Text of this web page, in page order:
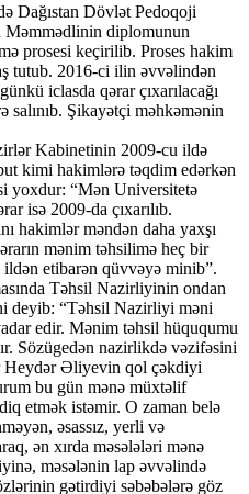
Dağıstan Dövlət Pedoqoji
Məmmədlinin diplomunun
prosesi keçirilib. Proses hakim
tutub. 2016-ci ilin əvvəlindən
iclasda qərar çıxarılacağı
salınıb. Şikayətçi məhkəmənin
Kabinetinin 2009-cu ildə
kimi hakimlərə təqdim edərkən
yoxdur: “Mən Universitetə
isə 2009-da çıxarılıb.
hakimlər məndən daha yaxşı
mənim təhsilimə heç bir
etibarən qüvvəyə minib”.
Təhsil Nazirliyinin ondan
deyib: “Təhsil Nazirliyi məni
edir. Mənim təhsil hüququmu
Sözügedən nazirlikdə vəzifəsini
Heydər Əliyevin qol çəkdiyi
bu gün mənə müxtəlif
etmək istəmir. O zaman belə
əsassız, yerli və
ən xırda məsələləri mənə
məsələnin lap əvvəlində
gətirdiyi səbəbələrə göz